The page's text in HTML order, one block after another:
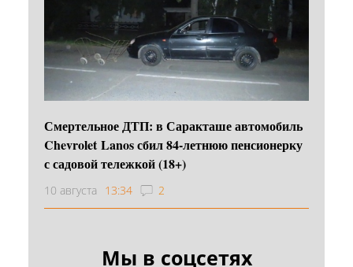
Смертельное ДТП: в Саракташе автомобиль
Chevrolet Lanos сбил 84-летнюю пенсионерку
с садовой тележкой (18+)
10 августа 13:34 2
Мы в соцсетях